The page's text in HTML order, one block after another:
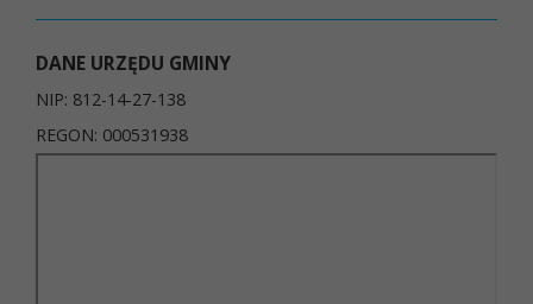
DANE URZĘDU GMINY
NIP: 812-14-27-138
REGON: 000531938